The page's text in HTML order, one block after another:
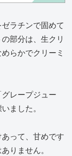
ラチンで固めて
部分は、生クリ
らかでクリーミ
レープジュー
ました。
って、甘めです
りません。